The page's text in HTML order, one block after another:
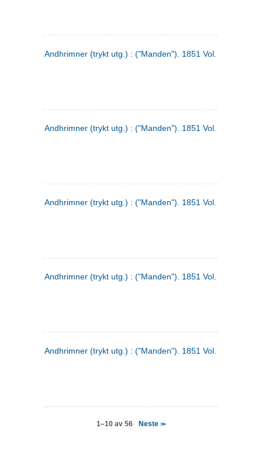
Andhrimner (trykt utg.) : ("Manden"). 1851 Vol. 1 Nr. 10
Andhrimner (trykt utg.) : ("Manden"). 1851 Vol. 1 Nr. 3
Andhrimner (trykt utg.) : ("Manden"). 1851 Vol. 2 Nr. 4
Andhrimner (trykt utg.) : ("Manden"). 1851 Vol. 2 Nr. 6
Andhrimner (trykt utg.) : ("Manden"). 1851 Vol. 1 Nr. 6
1–10 av 56 Neste>>